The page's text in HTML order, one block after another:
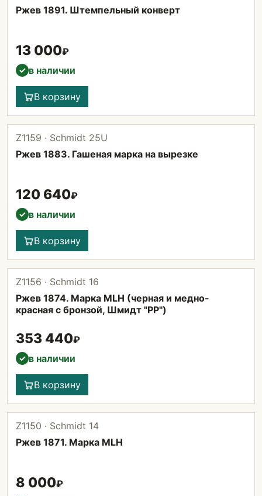
Ржев 1891. Штемпельный конверт
13 000₽
✓ в наличии
В корзину
Z1159 · Schmidt 25U
Ржев 1883. Гашеная марка на вырезке
120 640₽
✓ в наличии
В корзину
Z1156 · Schmidt 16
Ржев 1874. Марка MLH (черная и медно-
красная с бронзой, Шмидт "РР")
353 440₽
✓ в наличии
В корзину
Z1150 · Schmidt 14
Ржев 1871. Марка MLH
8 000₽